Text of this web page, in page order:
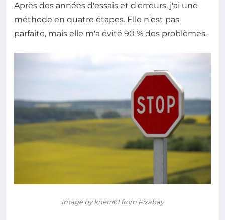
Après des années d'essais et d'erreurs, j'ai une
méthode en quatre étapes. Elle n'est pas
parfaite, mais elle m'a évité 90 % des problèmes.
Image by knerri61 from Pixabay